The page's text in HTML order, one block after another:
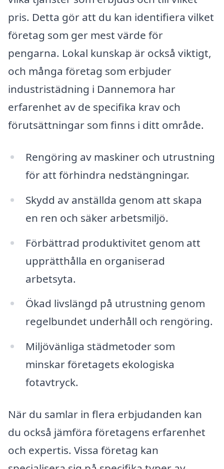
pris. Detta gör att du kan identifiera vilket
företag som ger mest värde för
pengarna. Lokal kunskap är också viktigt,
och många företag som erbjuder
industristädning i Dannemora har
erfarenhet av de specifika krav och
förutsättningar som finns i ditt område.
Rengöring av maskiner och utrustning
för att förhindra nedstängningar.
Skydd av anställda genom att skapa
en ren och säker arbetsmiljö.
Förbättrad produktivitet genom att
upprätthålla en organiserad
arbetsyta.
Ökad livslängd på utrustning genom
regelbundet underhåll och rengöring.
Miljövänliga städmetoder som
minskar företagets ekologiska
fotavtryck.
När du samlar in flera erbjudanden kan
du också jämföra företagens erfarenhet
och expertis. Vissa företag kan